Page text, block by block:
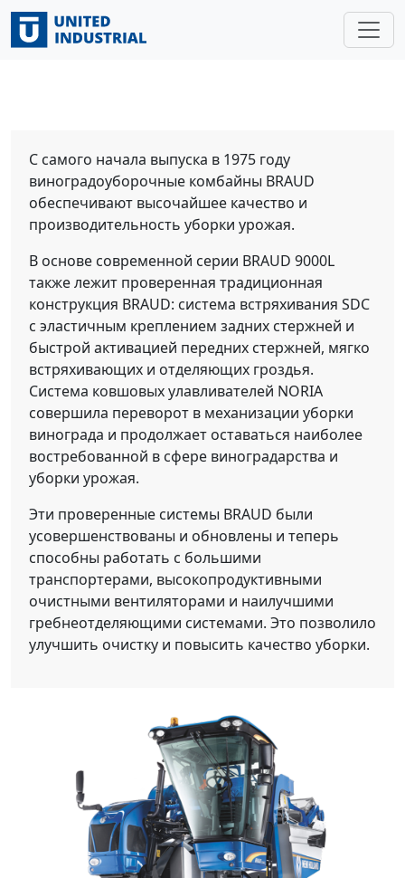
Главная /Техника Виноградоуборочные комбайны/New
Holland
/New Holland BRAUD
С самого начала выпуска в 1975 году
виноградоуборочные комбайны BRAUD
обеспечивают высочайшее качество и
производительность уборки урожая.
В основе современной серии BRAUD 9000L
также лежит проверенная традиционная
конструкция BRAUD: система встряхивания SDC
с эластичным креплением задних стержней и
быстрой активацией передних стержней, мягко
встряхивающих и отделяющих гроздья.
Система ковшовых улавливателей NORIA
совершила переворот в механизации уборки
винограда и продолжает оставаться наиболее
востребованной в сфере виноградарства и
уборки урожая.
Эти проверенные системы BRAUD были
усовершенствованы и обновлены и теперь
способны работать с большими
транспортерами, высокопродуктивными
очистными вентиляторами и наилучшими
гребнеотделяющими системами. Это позволило
улучшить очистку и повысить качество уборки.